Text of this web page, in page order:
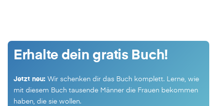
Erhalte dein gratis Buch!
Jetzt neu: Wir schenken dir das Buch komplett. Lerne, wie
mit diesem Buch tausende Männer die Frauen bekommen
haben, die sie wollen.